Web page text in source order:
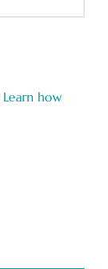
Learn how